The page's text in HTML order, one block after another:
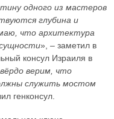
одного из мастеров
глубина и
что архитектура
», – заметил в
консул Израиля в
верим, что
служить мостом
генконсул.